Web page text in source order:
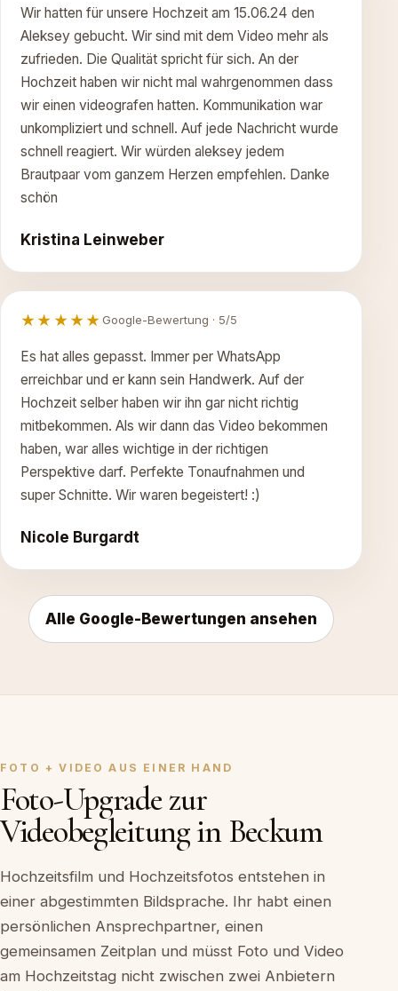
Wir hatten für unsere Hochzeit am 15.06.24 den
Aleksey gebucht. Wir sind mit dem Video mehr als
zufrieden. Die Qualität spricht für sich. An der
Hochzeit haben wir nicht mal wahrgenommen dass
wir einen videografen hatten. Kommunikation war
unkompliziert und schnell. Auf jede Nachricht wurde
schnell reagiert. Wir würden aleksey jedem
Brautpaar vom ganzem Herzen empfehlen. Danke
schön
Kristina Leinweber
★★★★★Google-Bewertung · 5/5
Es hat alles gepasst. Immer per WhatsApp
erreichbar und er kann sein Handwerk. Auf der
Hochzeit selber haben wir ihn gar nicht richtig
mitbekommen. Als wir dann das Video bekommen
haben, war alles wichtige in der richtigen
Perspektive darf. Perfekte Tonaufnahmen und
super Schnitte. Wir waren begeistert! :)
Nicole Burgardt
Alle Google-Bewertungen ansehen
FOTO + VIDEO AUS EINER HAND
Foto-Upgrade zur
Videobegleitung in Beckum
Hochzeitsfilm und Hochzeitsfotos entstehen in
einer abgestimmten Bildsprache. Ihr habt einen
persönlichen Ansprechpartner, einen
gemeinsamen Zeitplan und müsst Foto und Video
am Hochzeitstag nicht zwischen zwei Anbietern